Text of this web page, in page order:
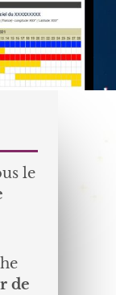
le
de